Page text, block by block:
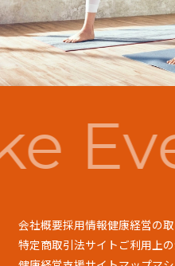
会社概要採用情報健康経営の
特定商取引法サイトご利用上